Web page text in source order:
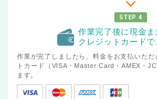
STEP 4
作業完了後に現金ま
クレジットカード
作業が完了しましたら、料金をお支払いただ
トカード（VISA・Master Card・AMEX・
ます。